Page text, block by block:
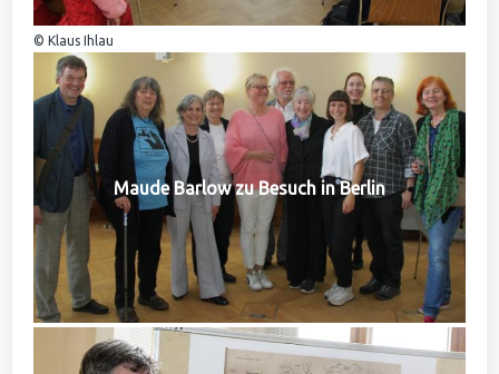
© Klaus Ihlau
Maude Barlow zu Besuch in Berlin